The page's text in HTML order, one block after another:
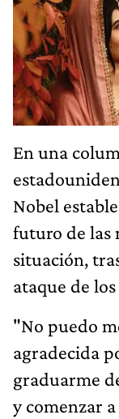
En una
Nobel
futuro de las
situación,
ataque de
"No puedo
agradecida
graduarme
y comenzar